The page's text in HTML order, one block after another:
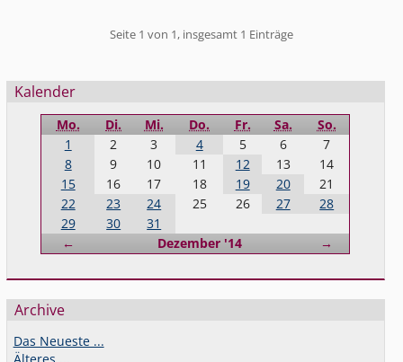
Seite 1 von 1, insgesamt 1 Einträge
Seitenleiste
Kalender
Mo. Di. Mi. Do. Fr. Sa. So.
← Dezember '14 Vorwärts
→
1 2 3 4 5 6
7
8
9 10 11 12 13
14
15
16 17 18 19 20
21
22
23 24 25 26 27
28
29
30 31
Archive
Das Neueste ...
Älteres ...